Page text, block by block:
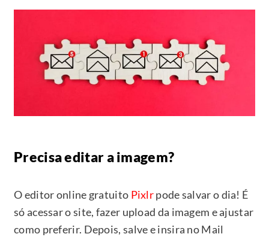
Precisa editar a imagem?
O editor online gratuito Pixlrpode salvar o dia! É
só acessar o site, fazer upload da imagem e ajustar
como preferir. Depois, salve e insira no Mail